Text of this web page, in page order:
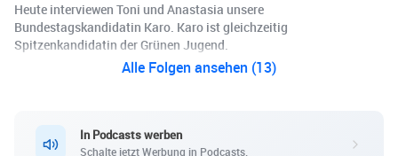
Heute interviewen Toni und Anastasia unsere
Bundestagskandidatin Karo. Karo ist gleichzeitig
Spitzenkandidatin der Grünen Jugend.
Alle Folgen ansehen (13)
In Podcasts werben
Schalte jetzt Werbung in Podcasts.